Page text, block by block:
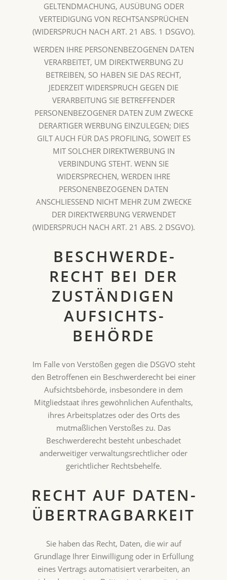
GELTENDMACHUNG, AUSÜBUNG ODER
VERTEIDIGUNG VON RECHTSANSPRÜCHEN
(WIDERSPRUCH NACH ART. 21 ABS. 1 DSGVO).
WERDEN IHRE PERSONENBEZOGENEN DATEN
VERARBEITET, UM DIREKTWERBUNG ZU
BETREIBEN, SO HABEN SIE DAS RECHT,
JEDERZEIT WIDERSPRUCH GEGEN DIE
VERARBEITUNG SIE BETREFFENDER
PERSONENBEZOGENER DATEN ZUM ZWECKE
DERARTIGER WERBUNG EINZULEGEN; DIES
GILT AUCH FÜR DAS PROFILING, SOWEIT ES
MIT SOLCHER DIREKTWERBUNG IN
VERBINDUNG STEHT. WENN SIE
WIDERSPRECHEN, WERDEN IHRE
PERSONENBEZOGENEN DATEN
ANSCHLIESSEND NICHT MEHR ZUM ZWECKE
DER DIREKTWERBUNG VERWENDET
(WIDERSPRUCH NACH ART. 21 ABS. 2 DSGVO).
BESCHWERDE­
RECHT BEI DER
ZUSTÄNDIGEN
AUFSICHTS­
BEHÖRDE
Im Falle von Verstößen gegen die DSGVO steht
den Betroffenen ein Beschwerderecht bei einer
Aufsichtsbehörde, insbesondere in dem
Mitgliedstaat ihres gewöhnlichen Aufenthalts,
ihres Arbeitsplatzes oder des Orts des
mutmaßlichen Verstoßes zu. Das
Beschwerderecht besteht unbeschadet
anderweitiger verwaltungsrechtlicher oder
gerichtlicher Rechtsbehelfe.
RECHT AUF DATEN­
ÜBERTRAG­BARKEIT
Sie haben das Recht, Daten, die wir auf
Grundlage Ihrer Einwilligung oder in Erfüllung
eines Vertrags automatisiert verarbeiten, an